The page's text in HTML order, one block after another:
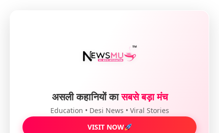
असली कहानियों कासबसे बड़ा मंच
Education • Desi News • Viral Stories
VISIT NOW